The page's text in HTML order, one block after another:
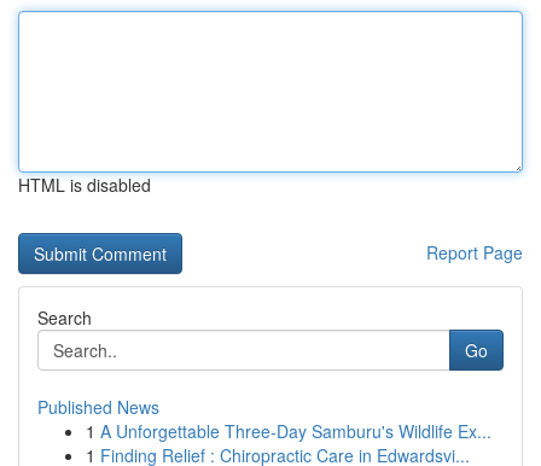
HTML is disabled
Report Page
Search
Go
Published News
1 A Unforgettable Three-Day Samburu's Wildlife Ex...
1 Finding Relief : Chiropractic Care in Edwardsvi...